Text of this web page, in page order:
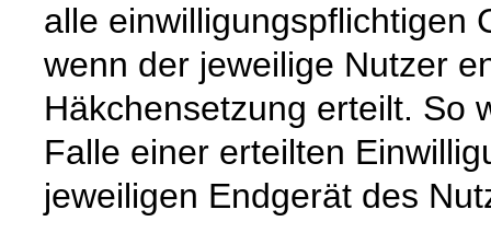
alle einwilligungspflichtigen
wenn der jeweilige Nutzer
Häkchensetzung erteilt. So
Falle einer erteilten
jeweiligen Endgerät des